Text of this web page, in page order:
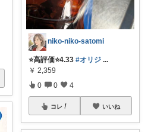
niko-niko-satomi
⭐️高評価⭐️4.33 #オリジ ...
￥ 2,359
0 0 4
コレ いいね